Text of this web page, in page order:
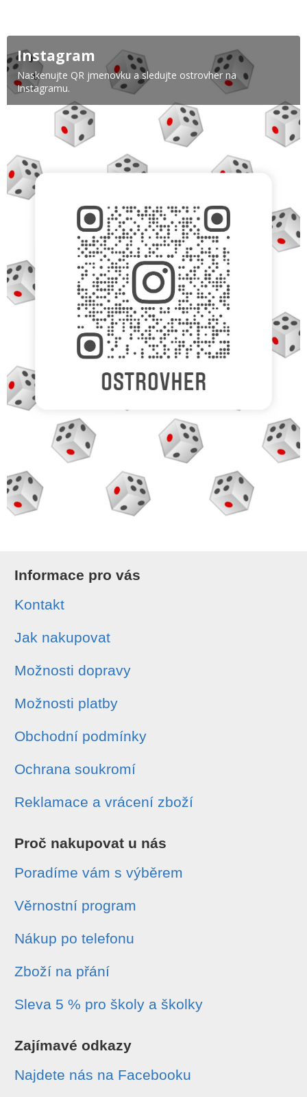
Instagram
Naskenujte QR jmenovku a sledujte ostrovher na
Instagramu.
Informace pro vás
Kontakt
Jak nakupovat
Možnosti dopravy
Možnosti platby
Obchodní podmínky
Ochrana soukromí
Reklamace a vrácení zboží
Proč nakupovat u nás
Poradíme vám s výběrem
Věrnostní program
Nákup po telefonu
Zboží na přání
Sleva 5 % pro školy a školky
Zajímavé odkazy
Najdete nás na Facebooku